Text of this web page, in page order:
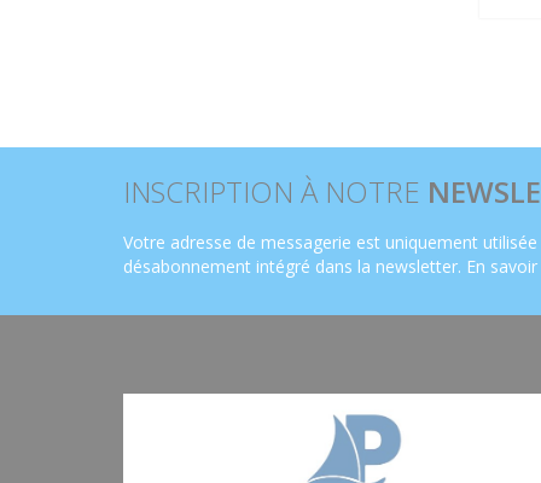
INSCRIPTION À NOTRE
Votre adresse de messagerie est uniquement
désabonnement intégré dans la newsletter. En